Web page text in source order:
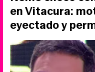
en Vitacura:
eyectado y